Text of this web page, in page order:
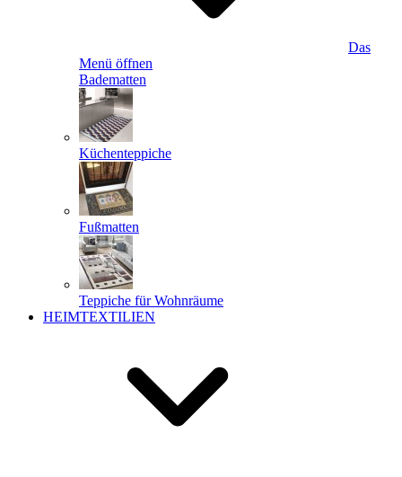
Das
Menü öffnen
Badematten
Küchenteppiche
Fußmatten
Teppiche für Wohnräume
HEIMTEXTILIEN